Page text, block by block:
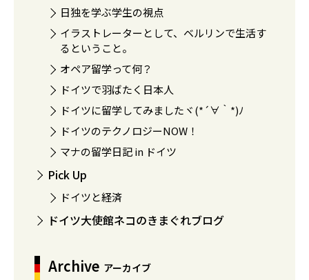
日独を学ぶ学生の視点
イラストレーターとして、ベルリンで生活す
るということ。
オペア留学って何？
ドイツで羽ばたく日本人
ドイツに留学してみましたヾ(*´∀｀*)ﾉ
ドイツのテクノロジーNOW！
マナの留学日記 in ドイツ
Pick Up
ドイツと経済
ドイツ大使館ネコのきまぐれブログ
Archive アーカイブ